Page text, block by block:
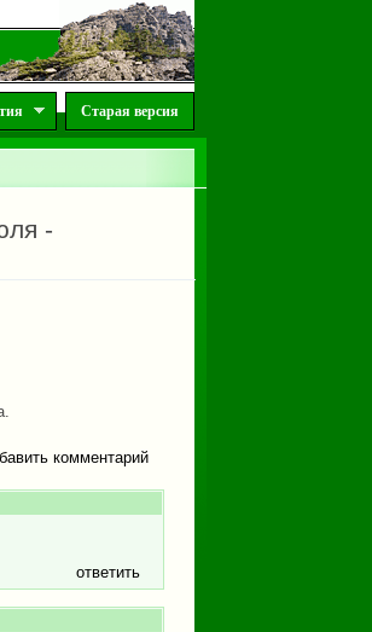
Старая версия
-
комментарий
ответить